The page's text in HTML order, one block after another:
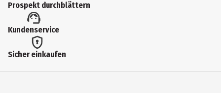
Artikelnummer des Herstellers
72093
Hersteller
Prospekt durchblättern
Kundenservice
Sicher einkaufen